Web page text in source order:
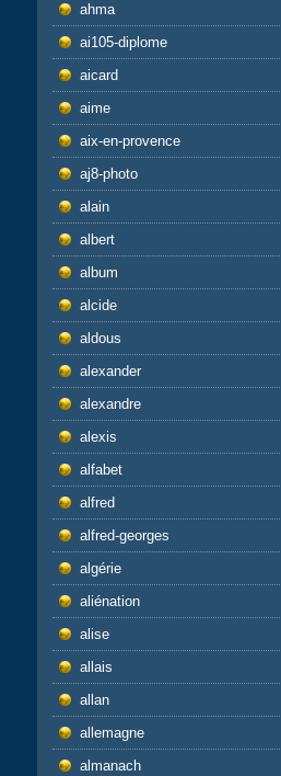
ahma
ai105-diplome
aicard
aime
aix-en-provence
aj8-photo
alain
albert
album
alcide
aldous
alexander
alexandre
alexis
alfabet
alfred
alfred-georges
algérie
aliénation
alise
allais
allan
allemagne
almanach